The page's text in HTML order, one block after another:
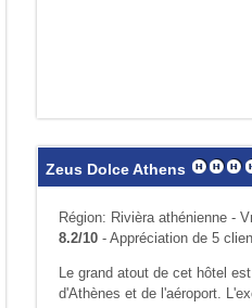
Zeus Dolce Athens
Région: Rivièra athénienne -
8.2/10- Appréciation de 5
Le grand atout de cet hôtel
d'Athènes et de l'aéroport.